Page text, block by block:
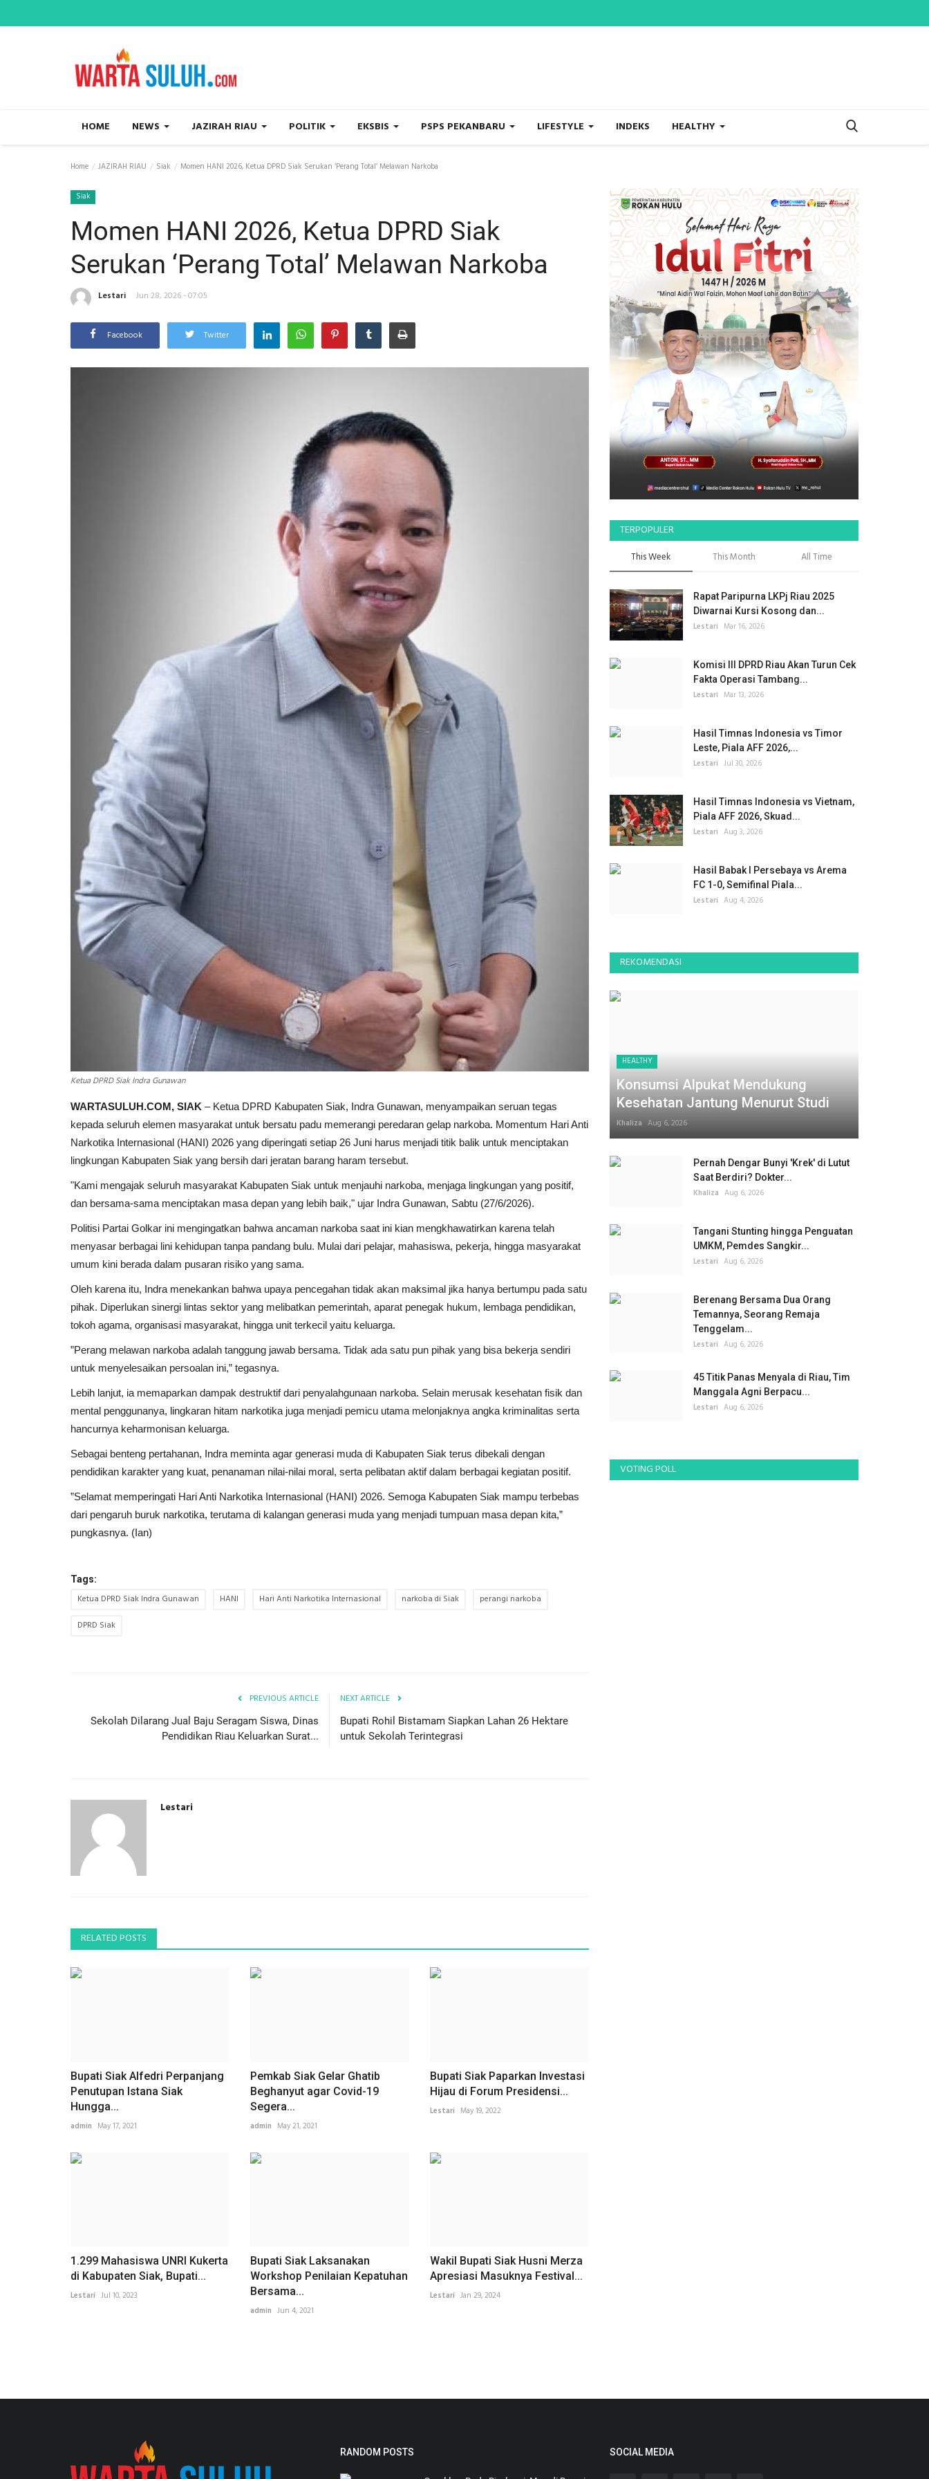
HOME NEWS JAZIRAH RIAU POLITIK EKSBIS PSPS PEKANBARU LIFESTYLE INDEKS HEALTHY
Home JAZIRAH RIAU Siak Momen HANI 2026, Ketua DPRD Siak Serukan ‘Perang Total’ Melawan Narkoba
Siak
Momen HANI 2026, Ketua DPRD Siak
Serukan ‘Perang Total’ Melawan Narkoba
Lestari Jun 28, 2026 - 07:05
Facebook Twitter
Ketua DPRD Siak Indra Gunawan
WARTASULUH.COM, SIAK – Ketua DPRD Kabupaten Siak, Indra Gunawan, menyampaikan seruan tegas
kepada seluruh elemen masyarakat untuk bersatu padu memerangi peredaran gelap narkoba. Momentum Hari Anti
Narkotika Internasional (HANI) 2026 yang diperingati setiap 26 Juni harus menjadi titik balik untuk menciptakan
lingkungan Kabupaten Siak yang bersih dari jeratan barang haram tersebut.
"Kami mengajak seluruh masyarakat Kabupaten Siak untuk menjauhi narkoba, menjaga lingkungan yang positif,
dan bersama-sama menciptakan masa depan yang lebih baik," ujar Indra Gunawan, Sabtu (27/6/2026).
Politisi Partai Golkar ini mengingatkan bahwa ancaman narkoba saat ini kian mengkhawatirkan karena telah
menyasar berbagai lini kehidupan tanpa pandang bulu. Mulai dari pelajar, mahasiswa, pekerja, hingga masyarakat
umum kini berada dalam pusaran risiko yang sama.
Oleh karena itu, Indra menekankan bahwa upaya pencegahan tidak akan maksimal jika hanya bertumpu pada satu
pihak. Diperlukan sinergi lintas sektor yang melibatkan pemerintah, aparat penegak hukum, lembaga pendidikan,
tokoh agama, organisasi masyarakat, hingga unit terkecil yaitu keluarga.
”Perang melawan narkoba adalah tanggung jawab bersama. Tidak ada satu pun pihak yang bisa bekerja sendiri
untuk menyelesaikan persoalan ini,” tegasnya.
Lebih lanjut, ia memaparkan dampak destruktif dari penyalahgunaan narkoba. Selain merusak kesehatan fisik dan
mental penggunanya, lingkaran hitam narkotika juga menjadi pemicu utama melonjaknya angka kriminalitas serta
hancurnya keharmonisan keluarga.
Sebagai benteng pertahanan, Indra meminta agar generasi muda di Kabupaten Siak terus dibekali dengan
pendidikan karakter yang kuat, penanaman nilai-nilai moral, serta pelibatan aktif dalam berbagai kegiatan positif.
”Selamat memperingati Hari Anti Narkotika Internasional (HANI) 2026. Semoga Kabupaten Siak mampu terbebas
dari pengaruh buruk narkotika, terutama di kalangan generasi muda yang menjadi tumpuan masa depan kita,”
pungkasnya. (Ian)
Tags:
Ketua DPRD Siak Indra Gunawan HANI Hari Anti Narkotika Internasional narkoba di Siak
perangi narkoba
DPRD Siak
PREVIOUS ARTICLE
Sekolah Dilarang Jual Baju Seragam Siswa, Dinas
Pendidikan Riau Keluarkan Surat...
NEXT ARTICLE
Bupati Rohil Bistamam Siapkan Lahan 26 Hektare
untuk Sekolah Terintegrasi
Lestari
RELATED POSTS
Bupati Siak Alfedri Perpanjang
Penutupan Istana Siak
Hungga...
admin May 17, 2021
Pemkab Siak Gelar Ghatib
Beghanyut agar Covid-19
Segera...
admin May 21, 2021
Bupati Siak Paparkan Investasi
Hijau di Forum Presidensi...
Lestari May 19, 2022
1.299 Mahasiswa UNRI Kukerta
di Kabupaten Siak, Bupati...
Lestari Jul 10, 2023
Bupati Siak Laksanakan
Workshop Penilaian Kepatuhan
Bersama...
admin Jun 4, 2021
Wakil Bupati Siak Husni Merza
Apresiasi Masuknya Festival...
Lestari Jan 29, 2024
TERPOPULER
This Week This Month All Time
Rapat Paripurna LKPj Riau 2025
Diwarnai Kursi Kosong dan...
Lestari Mar 16, 2026
Komisi III DPRD Riau Akan Turun Cek
Fakta Operasi Tambang...
Lestari Mar 13, 2026
Hasil Timnas Indonesia vs Timor
Leste, Piala AFF 2026,...
Lestari Jul 30, 2026
Hasil Timnas Indonesia vs Vietnam,
Piala AFF 2026, Skuad...
Lestari Aug 3, 2026
Hasil Babak I Persebaya vs Arema
FC 1-0, Semifinal Piala...
Lestari Aug 4, 2026
REKOMENDASI
HEALTHY
Konsumsi Alpukat Mendukung
Kesehatan Jantung Menurut Studi
Khaliza Aug 6, 2026
Pernah Dengar Bunyi 'Krek' di Lutut
Saat Berdiri? Dokter...
Khaliza Aug 6, 2026
Tangani Stunting hingga Penguatan
UMKM, Pemdes Sangkir...
Lestari Aug 6, 2026
Berenang Bersama Dua Orang
Temannya, Seorang Remaja
Tenggelam...
Lestari Aug 6, 2026
45 Titik Panas Menyala di Riau, Tim
Manggala Agni Berpacu...
Lestari Aug 6, 2026
VOTING POLL
RANDOM POSTS SOCIAL MEDIA